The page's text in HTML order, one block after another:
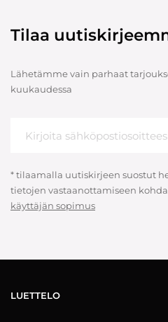
Tilaa
Lähetämme vain parhaat
kuukaudessa
* tilaamalla uutiskirjeen suostut
tietojen vastaanottamiseen
käyttäjän sopimus
LUETTELO